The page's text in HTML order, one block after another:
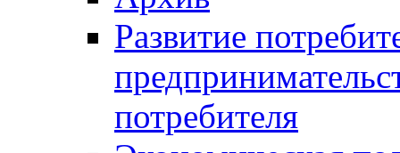
Развитие
потребителя